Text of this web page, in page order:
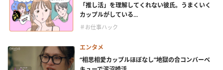
「推し活」を理解してくれない彼氏。うまくいく
カップルがしている...
＃お仕事ハック
エンタメ
“相思相愛カップルほぼなし”地獄の合コンバーベ